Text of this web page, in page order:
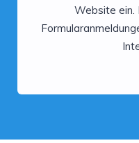
Website ein.